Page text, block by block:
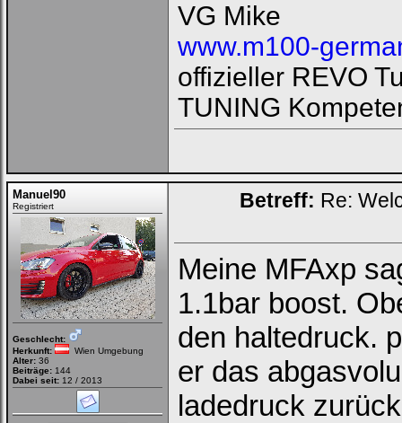
VG Mike
www.m100-
offizieller REVO
TUNING
Manuel90
Registriert
Geschlecht:
Herkunft:
Wien Umgebung
Alter: 36
Beiträge: 144
Dabei seit: 12 / 2013
Betreff: Re:
Meine MFAxp
1.1bar boost.
den haltedruck.
er das
ladedruck